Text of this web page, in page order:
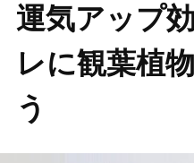
運気アップ
レに観葉植
う